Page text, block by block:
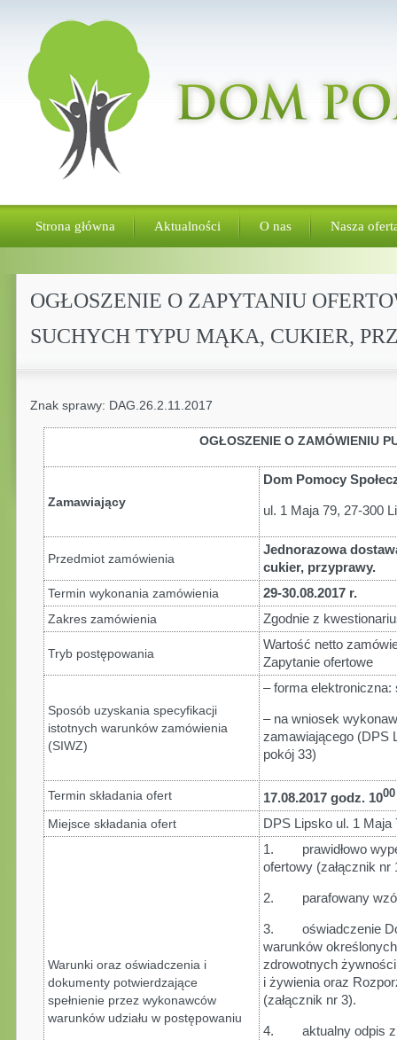
Strona główna Aktualności O nas Nasza
OGŁOSZENIE O ZAPYTANIU
SUCHYCH TYPU MĄKA, CUKIER,
Znak sprawy: DAG.26.2.11.2017
OGŁOSZENIE O ZAMÓWIENIU
Zamawiający
Dom Pomocy
ul. 1 Maja 79, 27-300
Przedmiot zamówienia
Jednorazowa
cukier, przyprawy.
Termin wykonania zamówienia 29-30.08.2017 r.
Zakres zamówienia Zgodnie z
Tryb postępowania
Wartość netto
Zapytanie ofertowe
Sposób uzyskania specyfikacji
istotnych warunków zamówienia
(SIWZ)
– forma
– na wniosek
zamawiającego (DPS
pokój 33)
Termin składania ofert 17.08.2017 godz. 1000
Miejsce składania ofert DPS Lipsko ul. 1 Maja
Warunki oraz oświadczenia i
dokumenty potwierdzające
spełnienie przez wykonawców
warunków udziału w postępowaniu
1. prawidłowo
ofertowy (załącznik nr
2. parafowany wzór
3. oświadczenie
warunków
zdrowotnych żywności
i żywienia oraz
(załącznik nr 3).
4. aktualny odpis z